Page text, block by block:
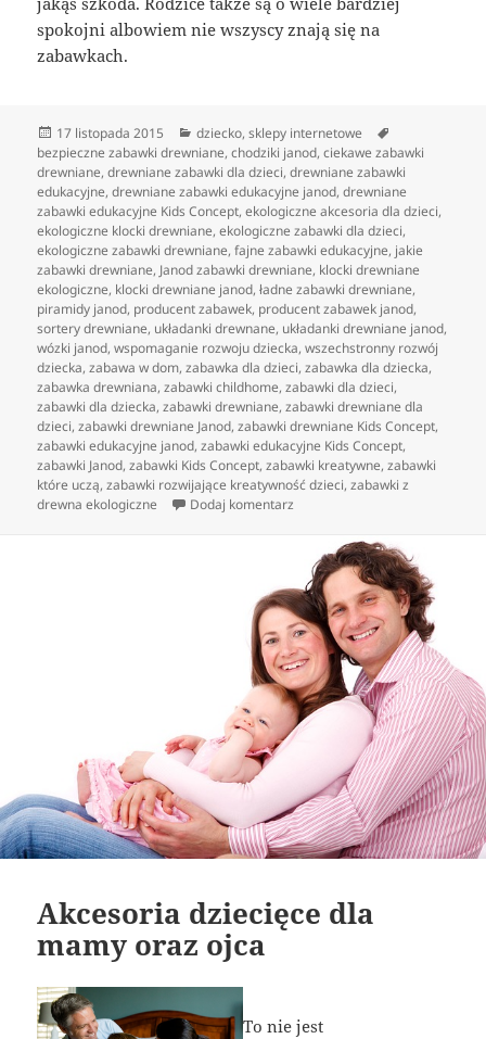
spokojni albowiem nie wszyscy znają się na
zabawkach.
Data
publikacji
17 listopada 2015 Kategorie
dziecko,sklepy internetowe
bezpieczne zabawki drewniane,chodziki janod,ciekawe zabawki
drewniane,drewniane zabawki dla dzieci,drewniane zabawki
edukacyjne,drewniane zabawki edukacyjne janod,drewniane
zabawki edukacyjne Kids Concept,ekologiczne akcesoria dla dzieci,
ekologiczne klocki drewniane,ekologiczne zabawki dla dzieci,
ekologiczne zabawki drewniane,fajne zabawki edukacyjne, jakie
zabawki drewniane, Janod zabawki drewniane, klocki drewniane
ekologiczne, klocki drewniane janod,ładne zabawki drewniane,
piramidy janod, producent zabawek, producent zabawek janod,
sortery drewniane, układanki drewnane, układanki drewniane janod,
wózki janod,wspomaganie rozwoju dziecka,wszechstronny rozwój
dziecka,zabawa w dom,zabawka dla dzieci,zabawka dla dziecka,
zabawka drewniana,zabawki childhome,zabawki dla dzieci,
zabawki dla dziecka,zabawki drewniane,zabawki drewniane dla
dzieci,zabawki drewniane Janod,zabawki drewniane Kids Concept,
zabawki edukacyjne janod,zabawki edukacyjne Kids Concept,
zabawki Janod,zabawki Kids Concept,zabawki kreatywne,zabawki
które uczą,zabawki rozwijające kreatywność dzieci,zabawki z
drewna ekologiczne
Dodaj komentarz
Akcesoria dziecięce dla
mamy oraz ojca
To nie jest